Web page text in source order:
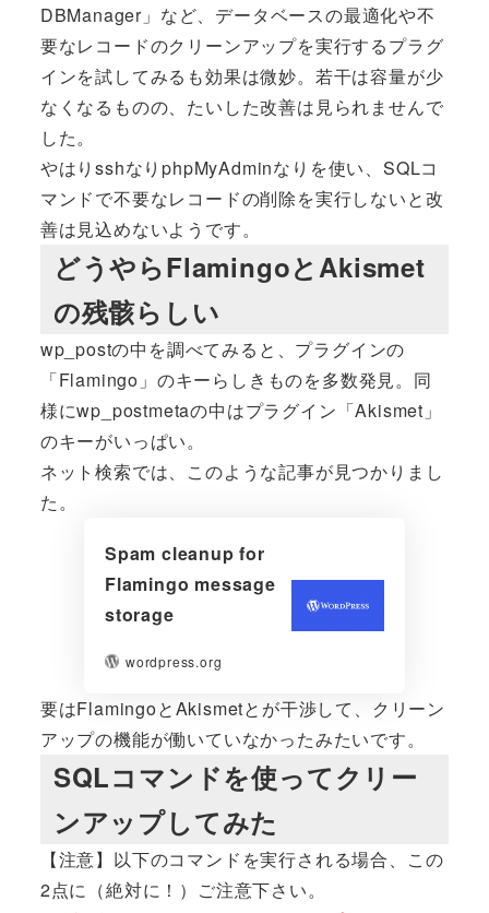
DBManager」など、データベースの最適化や不
要なレコードのクリーンアップを実行するプラグ
インを試してみるも効果は微妙。若干は容量が少
なくなるものの、たいした改善は見られませんで
した。
やはりsshなりphpMyAdminなりを使い、SQLコ
マンドで不要なレコードの削除を実行しないと改
善は見込めないようです。
どうやらFlamingoとAkismet
の残骸らしい
wp_postの中を調べてみると、プラグインの
「Flamingo」のキーらしきものを多数発見。同
様にwp_postmetaの中はプラグイン「Akismet」
のキーがいっぱい。
ネット検索では、このような記事が見つかりまし
た。
Spam cleanup for
Flamingo message
storage
wordpress.org
要はFlamingoとAkismetとが干渉して、クリーン
アップの機能が働いていなかったみたいです。
SQLコマンドを使ってクリー
ンアップしてみた
【注意】以下のコマンドを実行される場合、この
2点に（絶対に！）ご注意下さい。